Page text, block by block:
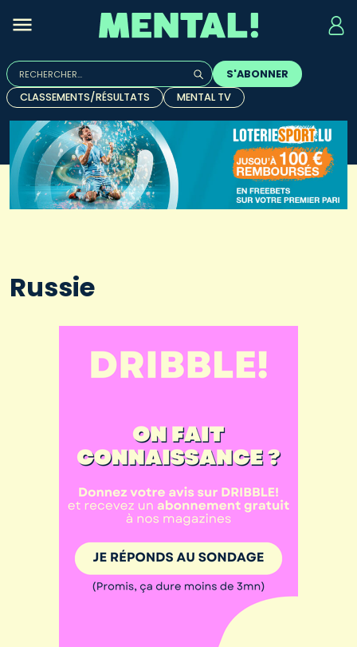
Rechercher :
Quand les résultats de l'auto-complétion sont
S'ABONNER
CLASSEMENTS/RÉSULTATS
MENTAL TV
Russie